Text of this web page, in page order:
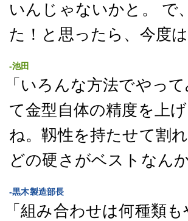
いんじゃないかと。 で
た！と思ったら、今度
-池田
「いろんな方法でやっ
て金型自体の精度を上
ね。靱性を持たせて割
どの硬さがベストなん
-黒木製造部長
「組み合わせは何種類